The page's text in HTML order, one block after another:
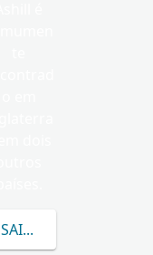
SAIBA MAIS SOBRE